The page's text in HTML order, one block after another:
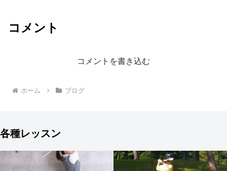
コメント
コメントを書き込む
ホーム ブログ
各種レッスン